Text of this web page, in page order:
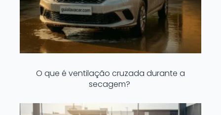
O que é ventilação cruzada durante a
secagem?